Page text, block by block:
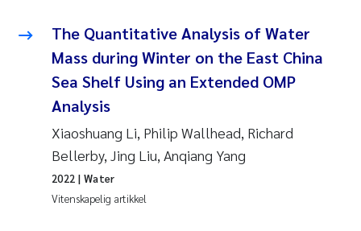
The Quantitative Analysis of Water
Mass during Winter on the East China
Sea Shelf Using an Extended OMP
Analysis
Xiaoshuang Li, Philip Wallhead, Richard
Bellerby, Jing Liu, Anqiang Yang
Vitenskapelig artikkel
2022 | Water